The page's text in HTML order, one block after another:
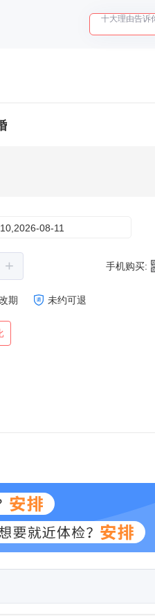
入职体检在线
08-11
+ 手机购买:
期 未约可退